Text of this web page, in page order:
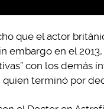
que el actor
embargo en el
con los demás
quien terminó por